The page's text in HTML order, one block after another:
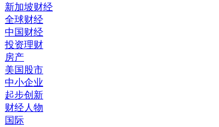
新加坡财经
全球财经
中国财经
投资理财
房产
美国股市
中小企业
起步创新
财经人物
国际